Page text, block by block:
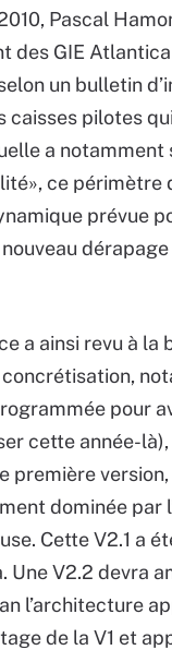
Pascal
GIE Atlantica
un bulletin
caisses pilotes
a
ce périmètre
prévue
a ainsi revu à
pour
cette année-
première
dominée par
Cette V2.1 a
Une V2.2 devra
l’architecture
de la V1 et